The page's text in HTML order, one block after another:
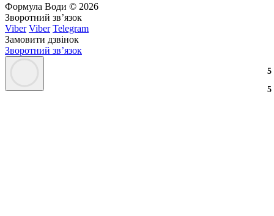
3
3
2
2
3
3
5
5
Формула Води © 2026
Зворотний зв’язок
Viber Viber Telegram
Замовити дзвінок
Зворотний зв’язок